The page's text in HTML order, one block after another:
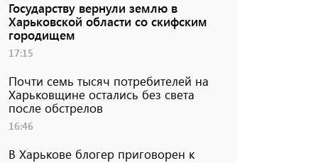
Государству вернули землю в
Харьковской области со скифским
городищем
17:15
Почти семь тысяч потребителей на
Харьковщине остались без света
после обстрелов
16:46
В Харькове блогер приговорен к